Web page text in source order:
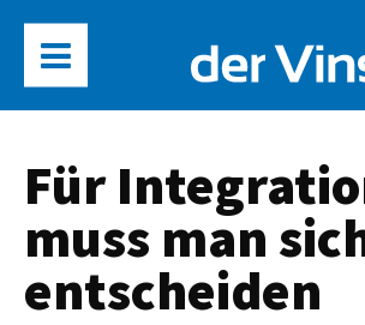
Für
muss man
entscheiden